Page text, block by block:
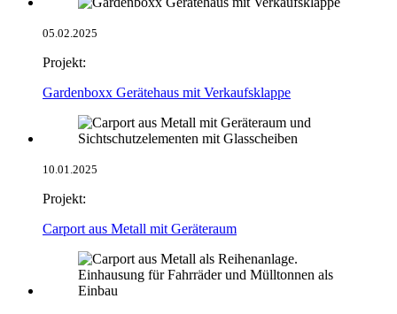
05.02.2025
Projekt:
Gardenboxx Gerätehaus mit Verkaufsklappe
10.01.2025
Projekt:
Carport aus Metall mit Geräteraum